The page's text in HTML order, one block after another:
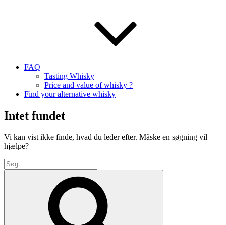
FAQ
Tasting Whisky
Price and value of whisky ?
Find your alternative whisky
Intet fundet
Vi kan vist ikke finde, hvad du leder efter. Måske en søgning vil
hjælpe?
Søg
efter: